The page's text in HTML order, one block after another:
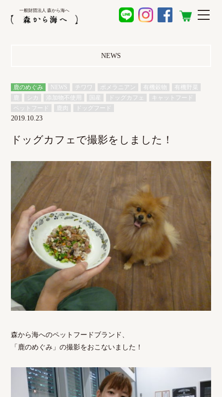
一般財団法人 森から海へ
NEWS
鹿のめぐみ NEWS チワワ ポメラニアン 有機穀物
有機野菜
鹿
シカ 添加物不使用 国産 ドッグカフェ
キャットフード
ペットフード
鹿肉 ドッグフード
2019.10.23
ドッグカフェで撮影をしました！
森から海へのペットフードブランド、
「鹿のめぐみ」の撮影をおこないました！